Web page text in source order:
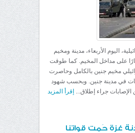
اليوم الأربعاء، مدينة ومخيم
على مداخل المخيم. كما طوقت
مخيم جنين بالكامل وحاصرت
في مدينة جنين. وبحسب شهود
جراء إطلاق... إقرأ المزيد
غزة حَمت قواتنا